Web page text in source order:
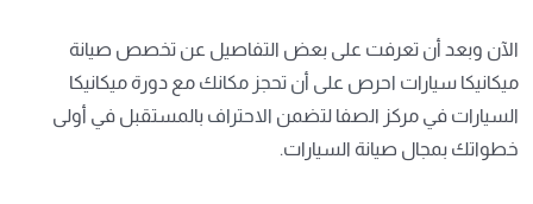
الآن وبعد أن تعرفت على بعض التفاصيل عن تخصص صيانة
ميكانيكا سيارات احرص على أن تحجز مكانك مع دورة ميكانيكا
السيارات في مركز الصفا لتضمن الاحتراف بالمستقبل في أولى
خطواتك بمجال صيانة السيارات.